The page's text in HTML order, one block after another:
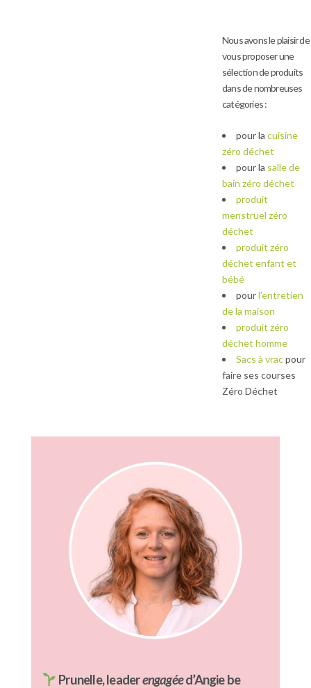
Nous avons le plaisir de
vous proposer une
sélection de produits
dans de nombreuses
catégories :
pour la cuisine
zéro déchet
pour la salle de
bain zéro déchet
produit
menstruel zéro
déchet
produit zéro
déchet enfant et
bébé
pourl’entretien
de la maison
produit zéro
déchet homme
Sacs à vracpour
faire ses courses
Zéro Déchet
Prunelle, leaderengagéed’Angie be